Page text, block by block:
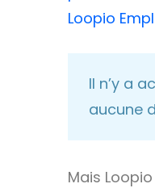
Loopio
Il n’y a
aucune
Mais